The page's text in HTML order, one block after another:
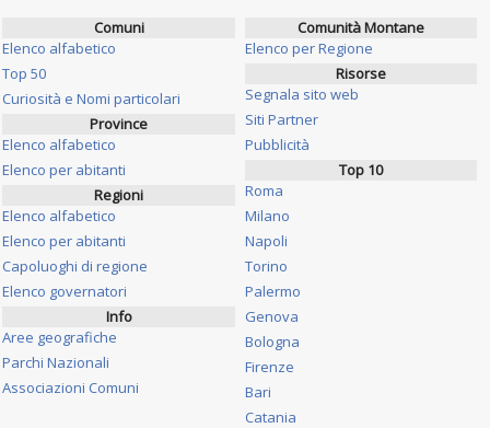
Comuni
Elenco alfabetico
Top 50
Curiosità e Nomi particolari
Province
Elenco alfabetico
Elenco per abitanti
Regioni
Elenco alfabetico
Elenco per abitanti
Capoluoghi di regione
Elenco governatori
Info
Aree geografiche
Parchi Nazionali
Associazioni Comuni
Comunità Montane
Elenco per Regione
Risorse
Segnala sito web
Siti Partner
Pubblicità
Top 10
Roma
Milano
Napoli
Torino
Palermo
Genova
Bologna
Firenze
Bari
Catania